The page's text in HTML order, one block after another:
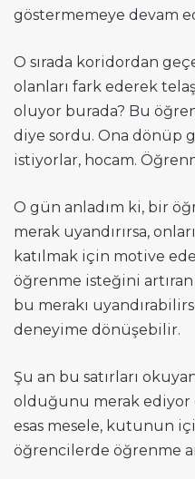
göstermemeye devam
O sırada koridordan
olanları fark ederek
oluyor burada? Bu
diye sordu. Ona dönüp
istiyorlar, hocam.
O gün anladım ki, bir
merak uyandırırsa,
katılmak için motive
öğrenme isteğini
bu merakı
deneyime dönüşebilir.
Şu an bu satırları
olduğunu merak ediyor
esas mesele, kutunun
öğrencilerde öğrenme